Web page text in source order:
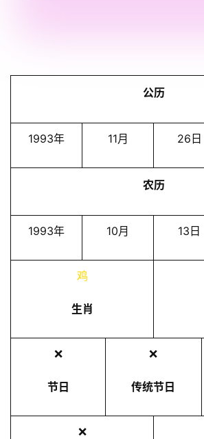
公历
1993年 11月 26日
农历
1993年 10月 13日
鸡
生肖
❌
节日
❌
传统节日
❌